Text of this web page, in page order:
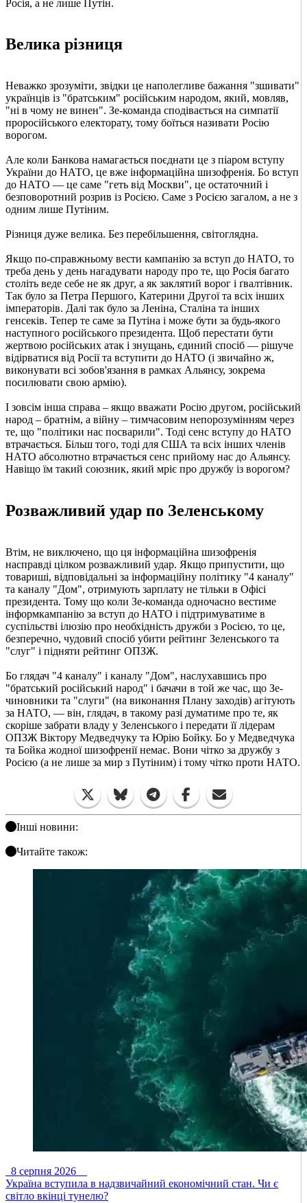
Росія, а не лише Путін.
Велика різниця
Неважко зрозуміти, звідки це наполегливе бажання "зшивати"
українців із "братським" російським народом, який, мовляв,
"ні в чому не винен". Зе-команда сподівається на симпатії
проросійського електорату, тому боїться називати Росію
ворогом.
Але коли Банкова намагається поєднати це з піаром вступу
України до НАТО, це вже інформаційна шизофренія. Бо вступ
до НАТО — це саме "геть від Москви", це остаточний і
безповоротний розрив із Росією. Саме з Росією загалом, а не з
одним лише Путіним.
Різниця дуже велика. Без перебільшення, світоглядна.
Якщо по-справжньому вести кампанію за вступ до НАТО, то
треба день у день нагадувати народу про те, що Росія багато
століть веде себе не як друг, а як заклятий ворог і ґвалтівник.
Так було за Петра Першого, Катерини Другої та всіх інших
імператорів. Далі так було за Леніна, Сталіна та інших
генсеків. Тепер те саме за Путіна і може бути за будь-якого
наступного російського президента. Щоб перестати бути
жертвою російських атак і знущань, єдиний спосіб — рішуче
відірватися від Росії та вступити до НАТО (і звичайно ж,
виконувати всі зобов'язання в рамках Альянсу, зокрема
посилювати свою армію).
І зовсім інша справа – якщо вважати Росію другом, російський
народ – братнім, а війну – тимчасовим непорозумінням через
те, що "політики нас посварили". Тоді сенс вступу до НАТО
втрачається. Більш того, тоді для США та всіх інших членів
НАТО абсолютно втрачається сенс прийому нас до Альянсу.
Навіщо їм такий союзник, який мріє про дружбу із ворогом?
Розважливий удар по Зеленському
Втім, не виключено, що ця інформаційна шизофренія
насправді цілком розважливий удар. Якщо припустити, що
товариші, відповідальні за інформаційну політику "4 каналу"
та каналу "Дом", отримують зарплату не тільки в Офісі
президента. Тому що коли Зе-команда одночасно вестиме
інформкампанію за вступ до НАТО і підтримуватиме в
суспільстві ілюзію про необхідність дружби з Росією, то це,
безперечно, чудовий спосіб убити рейтинг Зеленського та
"слуг" і підняти рейтинг ОПЗЖ.
Бо глядач "4 каналу" і каналу "Дом", наслухавшись про
"братський російський народ" і бачачи в той же час, що Зе-
чиновники та "слуги" (на виконання Плану заходів) агітують
за НАТО, — він, глядач, в такому разі думатиме про те, як
скоріше забрати владу у Зеленського і передати її лідерам
ОПЗЖ Віктору Медведчуку та Юрію Бойку. Бо у Медведчука
та Бойка жодної шизофренії немає. Вони чітко за дружбу з
Росією (а не лише за мир з Путіним) і тому чітко проти НАТО.
Інші новини:
Читайте також:
8 серпня 2026
Україна вступила в надзвичайний економічний стан. Чи є
світло вкінці тунелю?